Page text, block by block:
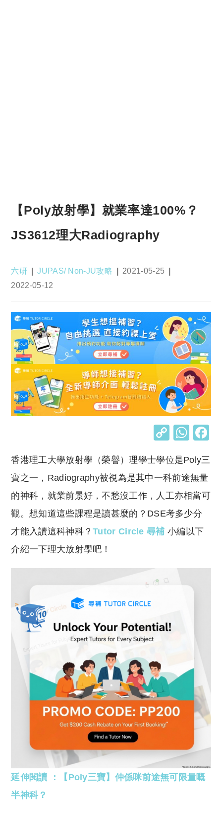
【Poly放射學】就業率達100%？
JS3612理大Radiography
Post
author:
六研
Post
category:
JUPAS/ Non-JU攻略
Post
2021-05-25
Post
2022-05-12
C
p
y
Li
n
k
W
at
s
A
p
p
香港理工大學放射學（榮譽）理學士學位是Poly三
寶之一，Radiography被視為是其中一科前途無量
的神科，就業前景好，不愁沒工作，人工亦相當可
觀。想知道這些課程是讀甚麼的？DSE考多少分
才能入讀這科神科？Tutor Circle 尋補 小編以下
介紹一下理大放射學吧！
延伸閱讀 ：【Poly三寶】仲係咪前途無可限量嘅
半神科？